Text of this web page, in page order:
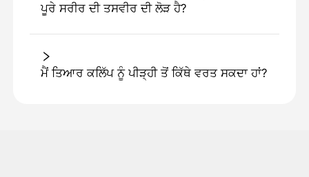
ਪੂਰੇ ਸਰੀਰ ਦੀ ਤਸਵੀਰ ਦੀ ਲੋੜ ਹੈ?
ਮੈਂ ਤਿਆਰ ਕਲਿੱਪ ਨੂੰ ਪੀੜ੍ਹੀ ਤੋਂ ਕਿੱਥੇ ਵਰਤ ਸਕਦਾ ਹਾਂ?